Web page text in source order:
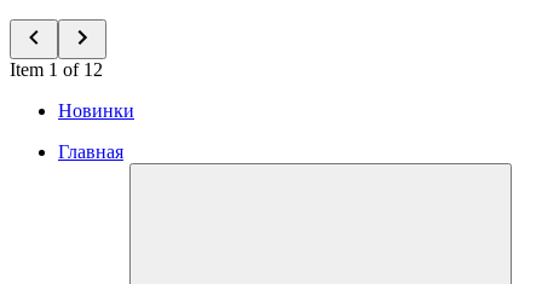
Item 1 of 12
Новинки
Главная